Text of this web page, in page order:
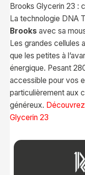
Brooks Glycerin 23 :
La technologie DNA
Brooks avec sa
Les grandes cellules
que les petites à
énergique. Pesant
accessible pour vos
particulièrement aux
généreux.
Glycerin 23